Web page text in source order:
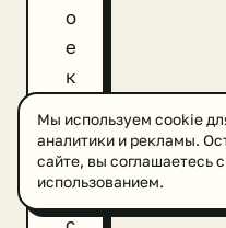
о
е
к
о
в
,
Мы используем cookie
аналитики и рекламы.
сайте, вы соглашаетесь
использованием.